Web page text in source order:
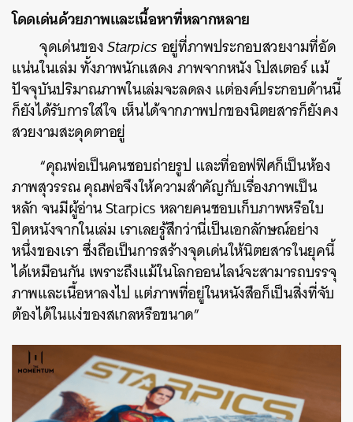
โดดเด่นด้วยภาพและเนื้อหาที่หลากหลาย
จุดเด่นของStarpicsอยู่ที่ภาพประกอบสวยงามที่อัด
แน่นในเล่ม ทั้งภาพนักแสดง ภาพจากหนัง โปสเตอร์ แม้
ปัจจุบันปริมาณภาพในเล่มจะลดลง แต่องค์ประกอบด้านนี้
ก็ยังได้รับการใส่ใจ เห็นได้จากภาพปกของนิตยสารก็ยังคง
สวยงามสะดุดตาอยู่
“คุณพ่อเป็นคนชอบถ่ายรูป และที่ออฟฟิศก็เป็นห้อง
ภาพสุวรรณ คุณพ่อจึงให้ความสำคัญกับเรื่องภาพเป็น
หลัก จนมีผู้อ่าน Starpics หลายคนชอบเก็บภาพหรือใบ
ปิดหนังจากในเล่ม เราเลยรู้สึกว่านี่เป็นเอกลักษณ์อย่าง
หนึ่งของเรา ซึ่งถือเป็นการสร้างจุดเด่นให้นิตยสารในยุคนี้
ได้เหมือนกัน เพราะถึงแม้ในโลกออนไลน์จะสามารถบรรจุ
ภาพและเนื้อหาลงไป แต่ภาพที่อยู่ในหนังสือก็เป็นสิ่งที่จับ
ต้องได้ในแง่ของสเกลหรือขนาด”